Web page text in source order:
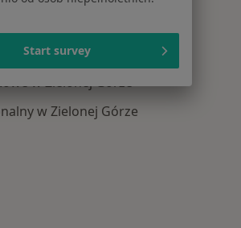
w Zielonej Górze
w Zielonej Górze
w Zielonej Górze
w Zielonej Górze
Start survey